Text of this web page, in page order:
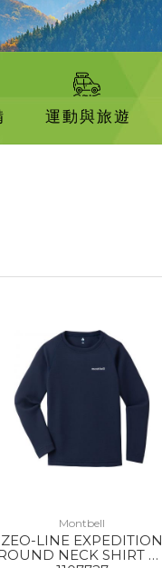
運動與旅遊
Montbell
ZEO-LINE EXPEDITION
NECK SHIRT KS